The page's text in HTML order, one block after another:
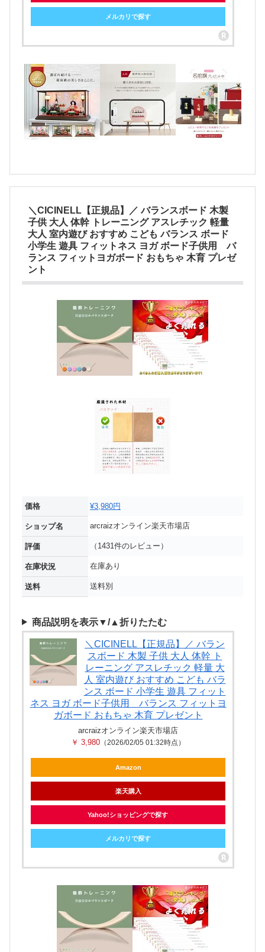
メルカリで探す
＼CICINELL【正規品】／ バランスボード 木製
子供 大人 体幹 トレーニング アスレチック 軽量
大人 室内遊び おすすめ こども バランス ボード
小学生 遊具 フィットネス ヨガ ボード子供用 バ
ランス フィットヨガボード おもちゃ 木育 プレゼ
ント
価格 ¥3,980円
ショップ名 arcraizオンライン楽天市場店
評価 （1431件のレビュー）
在庫状況 在庫あり
送料 送料別
商品説明を表示▼/▲折りたたむ
＼CICINELL【正規品】／ バラン
スボード 木製 子供 大人 体幹 ト
レーニング アスレチック 軽量 大
人 室内遊び おすすめ こども バラ
ンス ボード 小学生 遊具 フィット
ネス ヨガ ボード子供用 バランス フィットヨ
ガボード おもちゃ 木育 プレゼント
arcraizオンライン楽天市場店
￥ 3,980 （2026/02/05 01:32時点）
Amazon
楽天購入
Yahoo!ショッピングで探す
メルカリで探す